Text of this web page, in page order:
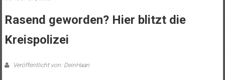
Rasend geworden? Hier blitzt die
Kreispolizei
Veröffentlicht von: DeinHaan